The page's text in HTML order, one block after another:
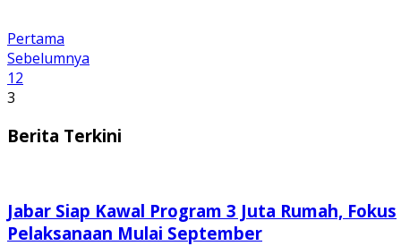
Pertama
Sebelumnya
12
3
Berita Terkini
Jabar Siap Kawal Program 3 Juta Rumah, Fokus
Pelaksanaan Mulai September